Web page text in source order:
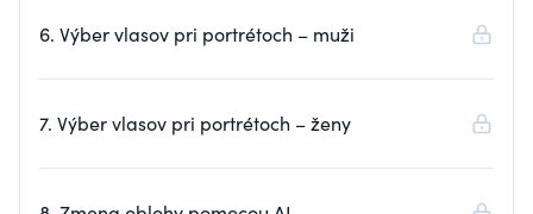
6. Výber vlasov pri portrétoch – muži
7. Výber vlasov pri portrétoch – ženy